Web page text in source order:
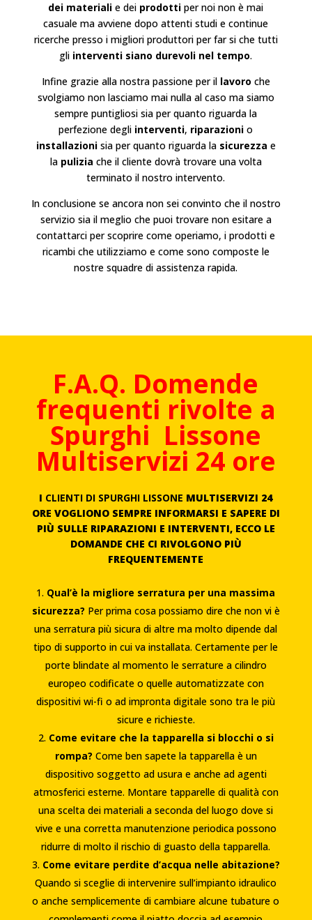
dei materiali e dei prodotti per noi non è mai
casuale ma avviene dopo attenti studi e continue
ricerche presso i migliori produttori per far si che tutti
gli interventi siano durevoli nel tempo.
Infine grazie alla nostra passione per il lavoro che
svolgiamo non lasciamo mai nulla al caso ma siamo
sempre puntigliosi sia per quanto riguarda la
perfezione degli interventi, riparazioni o
installazionisia per quanto riguarda la sicurezza e
la pulizia che il cliente dovrà trovare una volta
terminato il nostro intervento.
In conclusione se ancora non sei convinto che il nostro
servizio sia il meglio che puoi trovare non esitare a
contattarci per scoprire come operiamo, i prodotti e
ricambi che utilizziamo e come sono composte le
nostre squadre di assistenza rapida.
F.A.Q. Domende
frequenti rivolte a
Spurghi Lissone
Multiservizi 24 ore
I CLIENTI DI SPURGHI LISSONE MULTISERVIZI 24
ORE VOGLIONO SEMPRE INFORMARSI E SAPERE DI
PIÙ SULLE RIPARAZIONI E INTERVENTI, ECCO LE
DOMANDE CHE CI RIVOLGONO PIÙ
FREQUENTEMENTE
Qual’è la migliore serratura per una massima
sicurezza? Per prima cosa possiamo dire che non vi è
una serratura più sicura di altre ma molto dipende dal
tipo di supporto in cui va installata. Certamente per le
porte blindate al momento le serrature a cilindro
europeo codificate o quelle automatizzate con
dispositivi wi-fi o ad impronta digitale sono tra le più
sicure e richieste.
Come evitare che la tapparella si blocchi o si
rompa? Come ben sapete la tapparella è un
dispositivo soggetto ad usura e anche ad agenti
atmosferici esterne. Montare tapparelle di qualità con
una scelta dei materiali a seconda del luogo dove si
vive e una corretta manutenzione periodica possono
ridurre di molto il rischio di guasto della tapparella.
Come evitare perdite d’acqua nelle abitazione?
Quando si sceglie di intervenire sull’impianto idraulico
o anche semplicemente di cambiare alcune tubature o